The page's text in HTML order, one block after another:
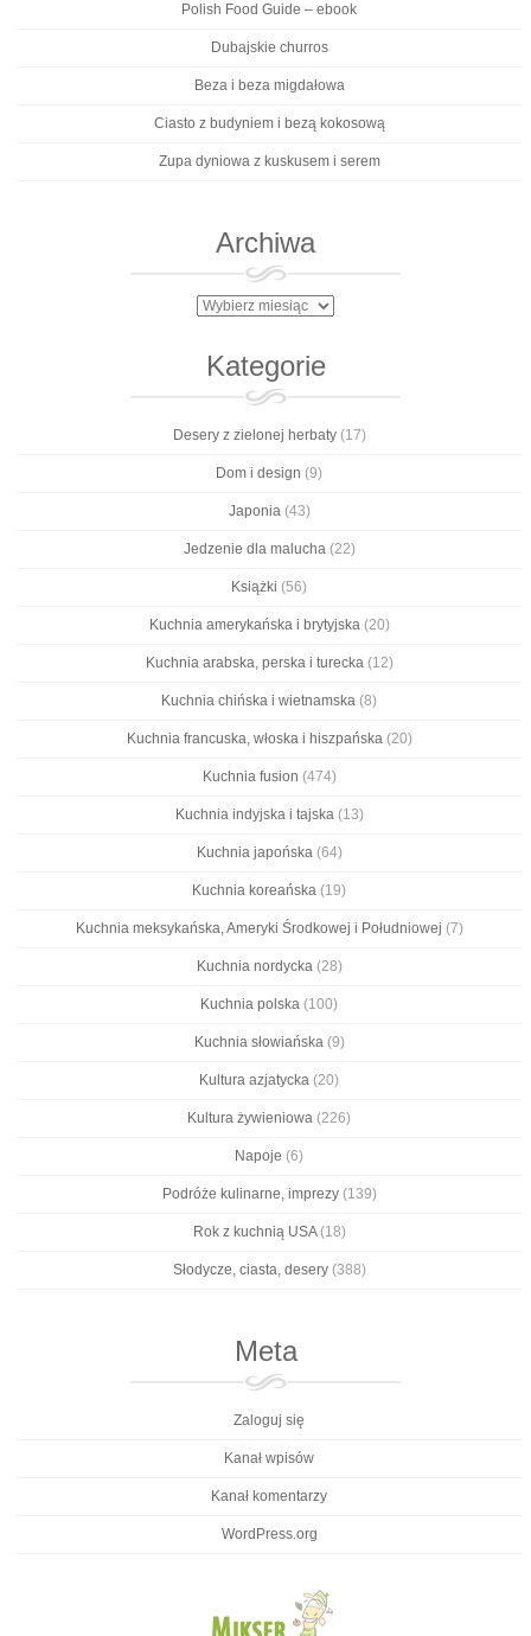
Polish Food Guide – ebook
Dubajskie churros
Beza i beza migdałowa
Ciasto z budyniem i bezą kokosową
Zupa dyniowa z kuskusem i serem
Archiwa
Archiwa
Kategorie
Desery z zielonej herbaty(17)
Dom i design (9)
Japonia(43)
Jedzenie dla malucha(22)
Książki (56)
Kuchnia amerykańska i brytyjska(20)
Kuchnia arabska, perska i turecka(12)
Kuchnia chińska i wietnamska (8)
Kuchnia francuska, włoska i hiszpańska(20)
Kuchnia fusion (474)
Kuchnia indyjska i tajska(13)
Kuchnia japońska(64)
Kuchnia koreańska (19)
Kuchnia meksykańska, Ameryki Środkowej i Południowej (7)
Kuchnia nordycka(28)
Kuchnia polska (100)
Kuchnia słowiańska(9)
Kultura azjatycka (20)
Kultura żywieniowa (226)
Napoje (6)
Podróże kulinarne, imprezy(139)
Rok z kuchnią USA(18)
Słodycze, ciasta, desery(388)
Meta
Zaloguj się
Kanał wpisów
Kanał komentarzy
WordPress.org